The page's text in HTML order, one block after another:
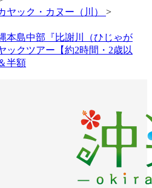
ヤック・カヌー（川） >
本島中部『比謝川（ひじゃが
ックツアー【約2時間・2歳以
半額